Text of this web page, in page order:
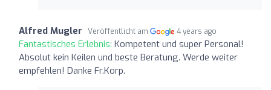
Alfred Mugler Veröffentlicht am 4 years ago
Fantastisches Erlebnis: Kompetent und super Personal!
Absolut kein Keilen und beste Beratung. Werde weiter
empfehlen! Danke Fr.Korp.